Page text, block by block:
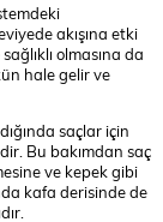
akışına etki
olmasına da
hale gelir ve
saçlar için
Bu bakımdan saç
ve kepek gibi
kafa derisinde de